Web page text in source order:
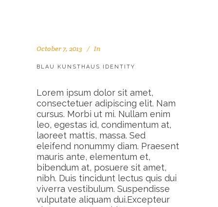
October 7, 2013 In
BLAU KUNSTHAUS IDENTITY
Lorem ipsum dolor sit amet,
consectetuer adipiscing elit. Nam
cursus. Morbi ut mi. Nullam enim
leo, egestas id, condimentum at,
laoreet mattis, massa. Sed
eleifend nonummy diam. Praesent
mauris ante, elementum et,
bibendum at, posuere sit amet,
nibh. Duis tincidunt lectus quis dui
viverra vestibulum. Suspendisse
vulputate aliquam dui.Excepteur